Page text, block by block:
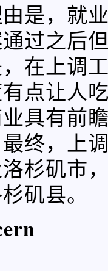
是，就
过之后
在上调
点让人
具有前
终，上
杉矶市
矶县。